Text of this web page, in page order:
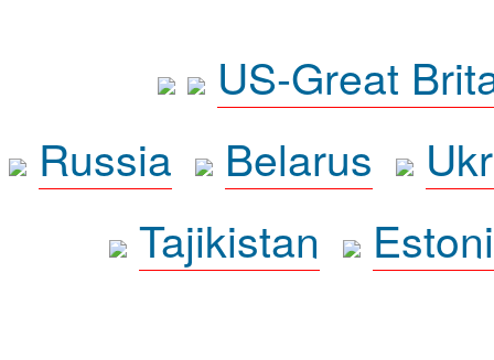
US-Great
Russia
Belarus
Tajikistan